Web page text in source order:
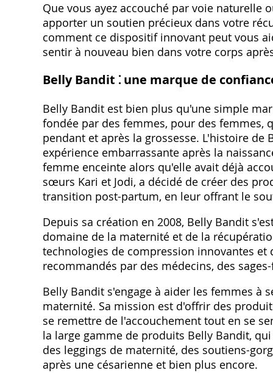
Que vous ayez accouché par voie naturelle
apporter un soutien précieux dans votre
comment ce dispositif innovant peut vous
sentir à nouveau bien dans votre corps
Belly Bandit ⁚ une marque de
Belly Bandit est bien plus qu'une simple
fondée par des femmes, pour des femmes,
pendant et après la grossesse. L'histoire de
expérience embarrassante après la
femme enceinte alors qu'elle avait déjà
sœurs Kari et Jodi, a décidé de créer des
transition post-partum, en leur offrant le
Depuis sa création en 2008, Belly Bandit
domaine de la maternité et de la
technologies de compression innovantes
recommandés par des médecins, des
Belly Bandit s'engage à aider les femmes à
maternité. Sa mission est d'offrir des
se remettre de l'accouchement tout en se
la large gamme de produits Belly Bandit,
des leggings de maternité, des soutiens-
après une césarienne et bien plus encore.